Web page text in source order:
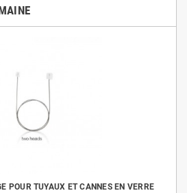
POUR TUYAUX ET CANNES EN VERRE